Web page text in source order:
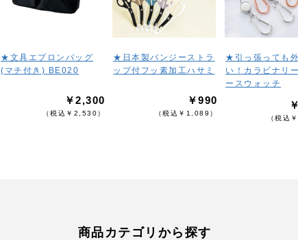
★文具エプロンバッグ
(マチ付き) BE020
￥2,300
（税込￥2,530）
★日本製バンジーストラ
ップ付フッ素加工ハサミ
￥990
（税込￥1,089）
★引っ張っても
い！カラビナリ
ースウォッチ
（税込
商品カテゴリから探す